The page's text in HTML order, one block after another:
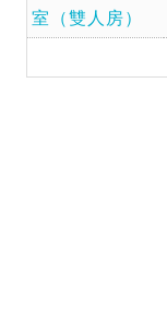
室（雙人房）